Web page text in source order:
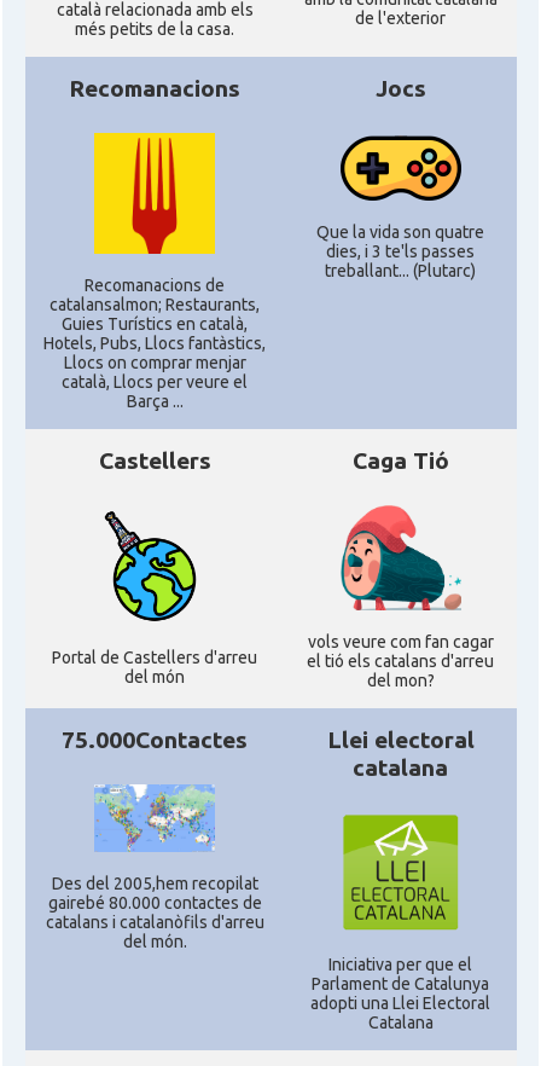
CAMON
Pennsylvania, USA
CAMON Catalans a PHOENIX
CAMON Catalans a Portland (OR)
CAMON Catalans a PROVIDENCE
CAMON Catalans a RENO
CAMON Catalans a SAINT LOUIS
CAMON Catalans a San Diego
CAMON Catalans a SAN FRANCISCO
CAMON Catalans a Sarasota, Florida, USA
Catalans a SEATTLE
CAMON
Catalans a Silicon Valley (San Jose),
California, USA
CAMON Catalans a TAMPA
Catalans a TENNESSEE
Catalans a UTAH
català relacionada amb els
més petits de la casa.
de l'exterior
Recomanacions
Recomanacions de
catalansalmon; Restaurants,
Guies Turístics en català,
Hotels, Pubs, Llocs fantàstics,
Llocs on comprar menjar
català, Llocs per veure el
Barça ...
Jocs
Que la vida son quatre
dies, i 3 te'ls passes
treballant... (Plutarc)
Castellers
Portal de Castellers d'arreu
del món
Caga Tió
vols veure com fan cagar
el tió els catalans d'arreu
del mon?
75.000Contactes
Des del 2005,hem recopilat
gairebé 80.000 contactes de
catalans i catalanòfils d'arreu
del món.
Llei electoral
catalana
Iniciativa per que el
Parlament de Catalunya
adopti una Llei Electoral
Catalana